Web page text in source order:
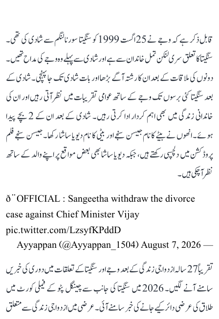
قابل ذکر ہے کہ وجے نے 25 اگست 1999 کو سنگیتا سورنالنگم سے شادی کی تھی۔
سنگیتا کا تعلق سری لنکن تمل خاندان سے ہے اور شادی سے پہلے وہ وجے کی مداح تھیں۔
دونوں کی ملاقات کے بعد ان کا رشتہ آگے بڑھا اور بات شادی تک جا پہنچی۔ شادی کے
بعد سنگیتا کئی برسوں تک وجے کے ساتھ عوامی تقریبات میں نظر آتی رہیں اور ان کی
خاندانی زندگی میں بھی اہم کردار ادا کرتی رہیں۔ شادی کے بعد ان کے 2 بچے پیدا
ہوئے۔ انھوں نے بیٹے کا نام جیسن سنجے اور بیٹی کا نام دیویا ساشا رکھا۔ جیسن سنجے فلم
پروڈکشن میں دلچسپی رکھتے ہیں، جبکہ دیویا ساشا بھی بعض مواقع پر اپنے والد کے ساتھ
نظر آ چکی ہیں۔
ð¨OFFICIAL : Sangeetha withdraw the divorce
case against Chief Minister Vijay
pic.twitter.com/LzsyfKPddD
— Ayyappan (@Ayyappan_1504)
August 7, 2026
تقریباً 27 سالہ ازدواجی زندگی کے بعد وجے اور سنگیتا کے تعلقات میں دوری کی خبریں
سامنے آنے لگیں۔ 2026 میں سنگیتا کی جانب سے چینگل پٹو کے فیملی کورٹ میں
طلاق کی عرضی دائر کیے جانے کی خبر سامنے آئی۔ عرضی میں ازدواجی زندگی سے متعلق